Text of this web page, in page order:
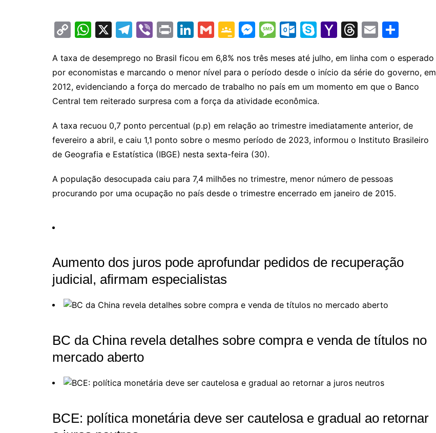
C
p
y
Li
k
W
at
s
A
p
X
T
e
gr
a
Vi
er
Pr
t
Li
k
e
dI
G
ai
l
G
o
gl
e
a
s
sr
o
o
M
s
s
e
g
er
M
s
s
a
e
O
lo
o
k.
o
m
S
y
p
e
Y
h
o
o
ai
l
T
e
a
d
E
ai
l
ar
e
A taxa de desemprego no Brasil ficou em 6,8% nos três meses até julho, em linha com o esperado
por economistas e marcando o menor nível para o período desde o início da série do governo, em
2012, evidenciando a força do mercado de trabalho no país em um momento em que o Banco
Central tem reiterado surpresa com a força da atividade econômica.
A taxa recuou 0,7 ponto percentual (p.p) em relação ao trimestre imediatamente anterior, de
fevereiro a abril, e caiu 1,1 ponto sobre o mesmo período de 2023, informou o Instituto Brasileiro
de Geografia e Estatística (IBGE) nesta sexta-feira (30).
A população desocupada caiu para 7,4 milhões no trimestre, menor número de pessoas
procurando por uma ocupação no país desde o trimestre encerrado em janeiro de 2015.
Aumento dos juros pode aprofundar pedidos de recuperação
judicial, afirmam especialistas
BC da China revela detalhes sobre compra e venda de títulos no
mercado aberto
BCE: política monetária deve ser cautelosa e gradual ao retornar